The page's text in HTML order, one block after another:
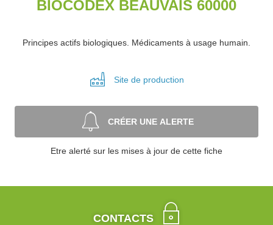
BIOCODEX BEAUVAIS 60000
Principes actifs biologiques. Médicaments à usage humain.
Site de production
CRÉER UNE ALERTE
Etre alerté sur les mises à jour de cette fiche
CONTACTS